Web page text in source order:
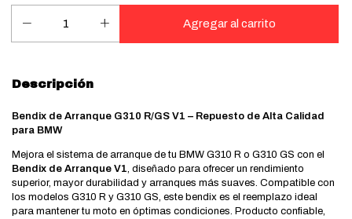
Descripción
Bendix de Arranque G310 R/GS V1 – Repuesto de Alta Calidad
para BMW
Mejora el sistema de arranque de tu BMW G310 R o G310 GS con el
Bendix de Arranque V1, diseñado para ofrecer un rendimiento
superior, mayor durabilidad y arranques más suaves. Compatible con
los modelos G310 R y G310 GS, este bendix es el reemplazo ideal
para mantener tu moto en óptimas condiciones. Producto confiable,